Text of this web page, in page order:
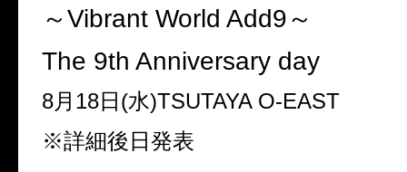
～Vibrant World Add9～
The 9th Anniversary day
8月18日(水)TSUTAYA O-EAST
※詳細後日発表